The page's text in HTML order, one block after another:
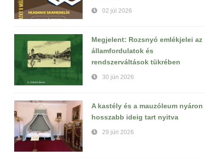
02 júl 2026
Megjelent: Rozsnyó emlékjelei az
államfordulatok és
rendszerváltások tükrében
30 jún 2026
A kastély és a mauzóleum nyáron
hosszabb ideig tart nyitva
29 jún 2026